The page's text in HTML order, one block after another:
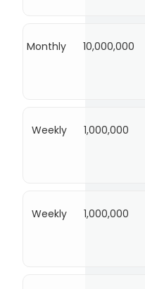
10,000,000
Monthly
1,000,000
Weekly
1,000,000
Weekly